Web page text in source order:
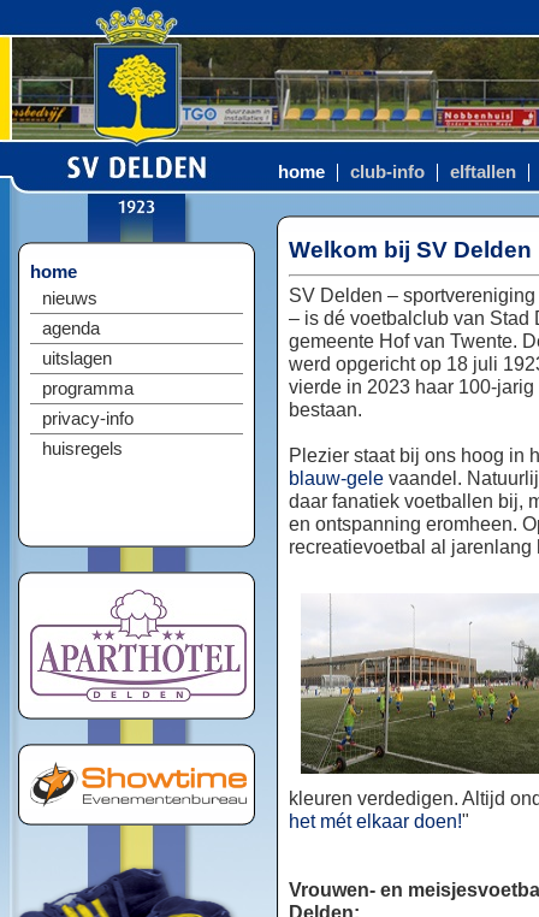
home club-info elftallen
home
nieuws
agenda
uitslagen
programma
privacy-info
huisregels
Welkom bij SV Delden
SV Delden –
– is dé voetbalclub van Stad
gemeente Hof van Twente.
werd opgericht op 18 juli
vierde in 2023 haar 100-jarig
bestaan.
Plezier staat bij ons hoog in
blauw-gele vaandel.
daar fanatiek voetballen bij,
en ontspanning eromheen.
recreatievoetbal al jarenlang
kleuren verdedigen. Altijd
het mét elkaar doen!"
Vrouwen- en
Delden: